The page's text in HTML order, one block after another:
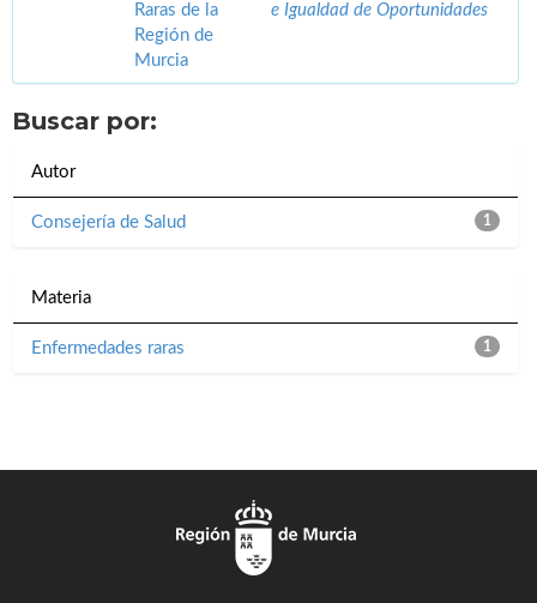
Raras de la
Región de
Murcia
e Igualdad de Oportunidades
Buscar por:
Autor
1
Consejería de Salud
Materia
1
Enfermedades raras